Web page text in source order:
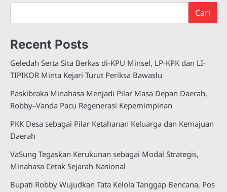
Cari
Recent Posts
Geledah Serta Sita Berkas di-KPU Minsel, LP-KPK dan LI-
TIPIKOR Minta Kejari Turut Periksa Bawaslu
Paskibraka Minahasa Menjadi Pilar Masa Depan Daerah,
Robby–Vanda Pacu Regenerasi Kepemimpinan
PKK Desa sebagai Pilar Ketahanan Keluarga dan Kemajuan
Daerah
VaSung Tegaskan Kerukunan sebagai Modal Strategis,
Minahasa Cetak Sejarah Nasional
Bupati Robby Wujudkan Tata Kelola Tanggap Bencana, Pos